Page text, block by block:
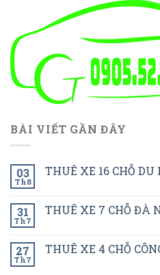
BÀI VIẾT GẦN ĐÂY
03
Th8
THUÊ XE 16 CHỖ
31
Th7
THUÊ XE 7 CHỖ ĐÀ
27
Th7
THUÊ XE 4 CHỖ